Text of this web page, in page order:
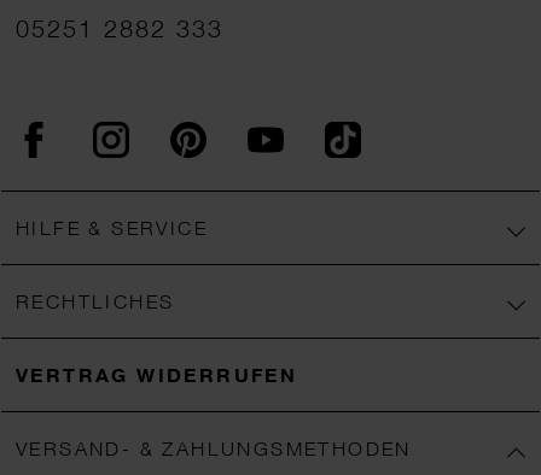
05251 2882 333
FacebookInstagram PinterestYouTubeTikTok
HILFE & SERVICE
RECHTLICHES
VERTRAG WIDERRUFEN
VERSAND- & ZAHLUNGSMETHODEN